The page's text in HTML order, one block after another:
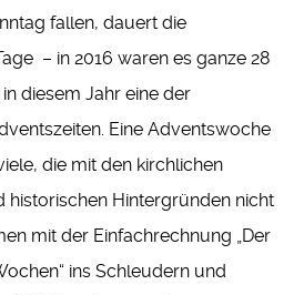
fallen, dauert die
– in 2016 waren es ganze 28
diesem Jahr eine der
Eine Adventswoche
die mit den kirchlichen
historischen Hintergründen nicht
mit der Einfachrechnung „Der
ins Schleudern und